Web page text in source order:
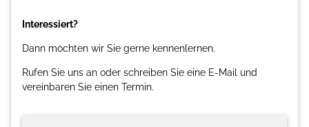
Interessiert?
Dann möchten wir Sie gerne kennenlernen.
Rufen Sie uns an oder schreiben Sie eine E-Mail und
vereinbaren Sie einen Termin.